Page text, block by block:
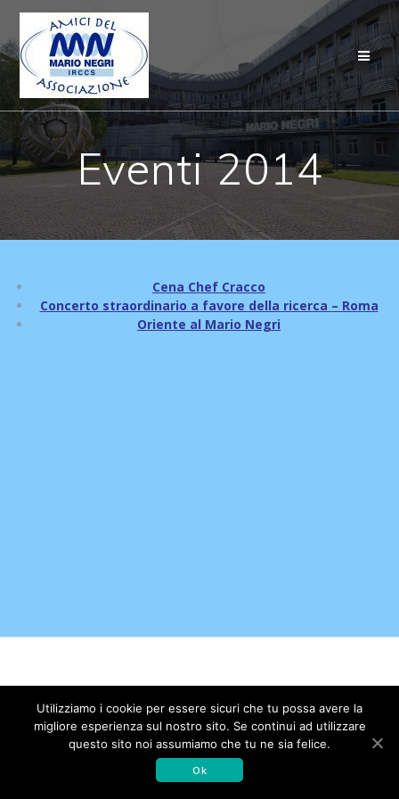
Eventi 2014
Cena Chef Cracco
Concerto straordinario a favore della ricerca – Roma
Oriente al Mario Negri
© 2026 Associazione Amici dell'Istituto di Ricerche
Farmacologiche Mario Negri. Realizzato con WordPress e con il
temaMesmerize
Utilizziamo i cookie per essere sicuri che tu possa avere la
migliore esperienza sul nostro sito. Se continui ad utilizzare
questo sito noi assumiamo che tu ne sia felice.
Ok